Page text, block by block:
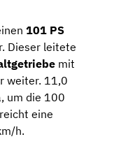
101 PS
Dieser leitete
mit
weiter. 11,0
um die 100
eine
h.